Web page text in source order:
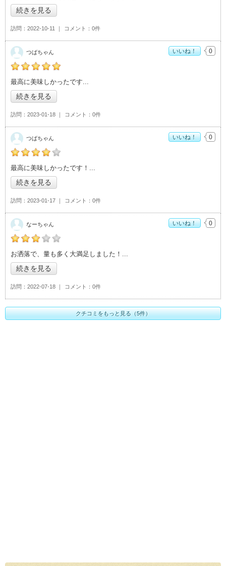
続きを見る
訪問 2022-10-11 コメント 0件
の「Cafe Living（カフェ リビング）」おすすめ度：
最高に美味しかったです
続きを見る
訪問 2023-01-18 コメント 0件
つばちゃん いいね！ 0
の「Cafe Living（カフェ リビング）」おすすめ度：
最高に美味しかったです！
続きを見る
訪問 2023-01-17 コメント 0件
つばちゃん いいね！ 0
の「Cafe Living（カフェ リビング）」おすすめ度：
お洒落で、量も多く大満足しました！
続きを見る
訪問 2022-07-18 コメント 0件
なーちゃん いいね！ 0
クチコミをもっと見る（5件）